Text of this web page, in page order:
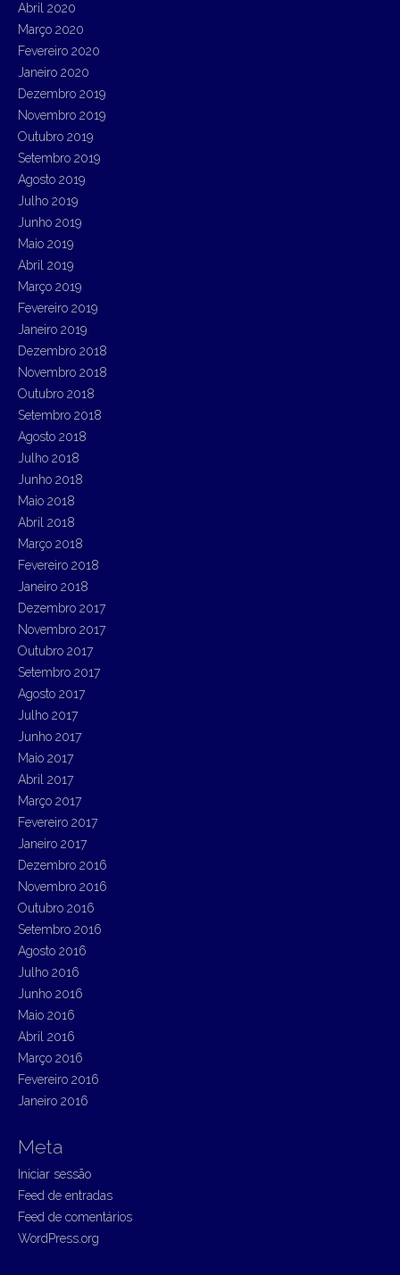
Abril 2020
Março 2020
Fevereiro 2020
Janeiro 2020
Dezembro 2019
Novembro 2019
Outubro 2019
Setembro 2019
Agosto 2019
Julho 2019
Junho 2019
Maio 2019
Abril 2019
Março 2019
Fevereiro 2019
Janeiro 2019
Dezembro 2018
Novembro 2018
Outubro 2018
Setembro 2018
Agosto 2018
Julho 2018
Junho 2018
Maio 2018
Abril 2018
Março 2018
Fevereiro 2018
Janeiro 2018
Dezembro 2017
Novembro 2017
Outubro 2017
Setembro 2017
Agosto 2017
Julho 2017
Junho 2017
Maio 2017
Abril 2017
Março 2017
Fevereiro 2017
Janeiro 2017
Dezembro 2016
Novembro 2016
Outubro 2016
Setembro 2016
Agosto 2016
Julho 2016
Junho 2016
Maio 2016
Abril 2016
Março 2016
Fevereiro 2016
Janeiro 2016
Meta
Iniciar sessão
Feed de entradas
Feed de comentários
WordPress.org